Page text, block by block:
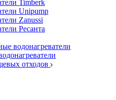
Timberk
Unipump
Zanussi
Ресанта
водонагреватели
отходов